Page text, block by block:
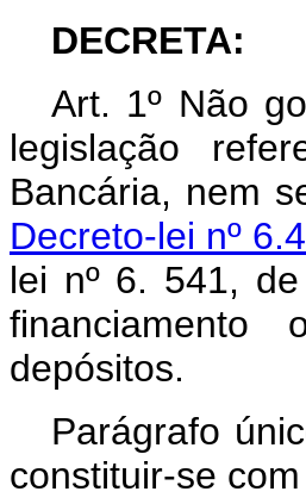
DECRETA:
Art. 1º Não
legislação
Bancária, nem
Decreto-lei nº
lei nº 6. 541,
financiamento
depósitos.
Parágrafo
constituir-se